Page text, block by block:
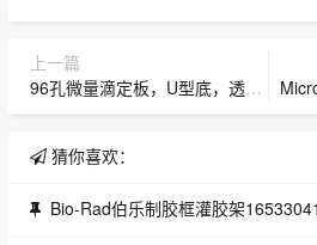
上一篇
96孔微量滴定板，U型底，透明Sterilin™ClearMicrotiter™Plates货号611U96
Microwell96
猜你喜欢：
Bio-Rad伯乐制胶框灌胶架